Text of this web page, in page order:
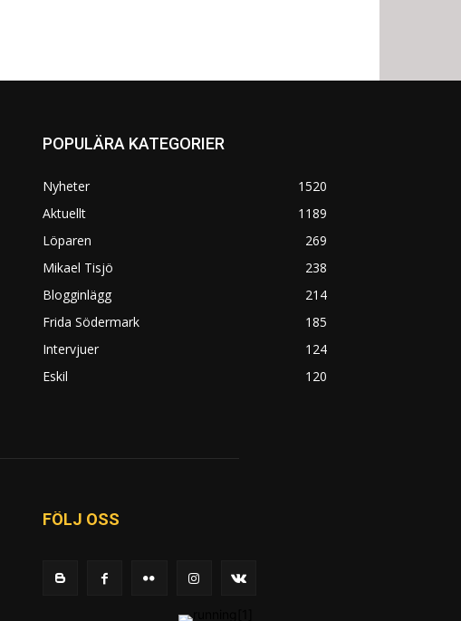
POPULÄRA KATEGORIER
Nyheter
1520
Aktuellt
1189
Löparen
269
Mikael Tisjö
238
Blogginlägg
214
Frida Södermark
185
Intervjuer
124
Eskil
120
FÖLJ OSS